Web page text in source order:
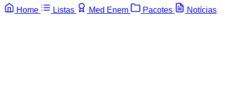
Home
Listas Med Enem Pacotes Notícias